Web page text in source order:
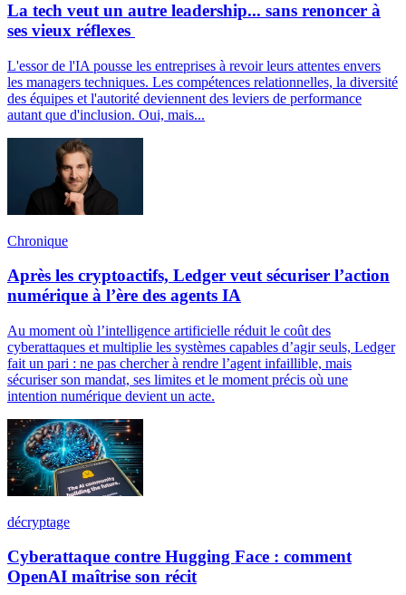
La tech veut un autre leadership... sans renoncer à
ses vieux réflexes
L'essor de l'IA pousse les entreprises à revoir leurs attentes envers
les managers techniques. Les compétences relationnelles, la diversité
des équipes et l'autorité deviennent des leviers de performance
autant que d'inclusion. Oui, mais...
Chronique
Après les cryptoactifs, Ledger veut sécuriser l’action
numérique à l’ère des agents IA
Au moment où l’intelligence artificielle réduit le coût des
cyberattaques et multiplie les systèmes capables d’agir seuls, Ledger
fait un pari : ne pas chercher à rendre l’agent infaillible, mais
sécuriser son mandat, ses limites et le moment précis où une
intention numérique devient un acte.
décryptage
Cyberattaque contre Hugging Face : comment
OpenAI maîtrise son récit